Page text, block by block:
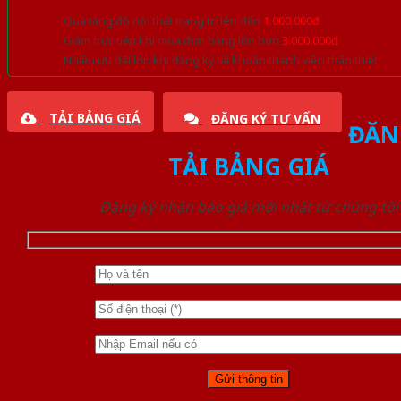
Quà tặng đồ nội thất trang trí lên đến 1.000.000đ
Giảm trực tiếp khi mua đơn hàng lớn hơn 3.000.000đ
Nhiều ưu đãi lớn khi đăng ký tài khoản thành viên thân thiết
TẢI BẢNG GIÁ ĐĂNG KÝ TƯ VẤN
TẢI BẢNG GIÁ
Đăng ký nhận báo giá mới nhất từ chúng tôi